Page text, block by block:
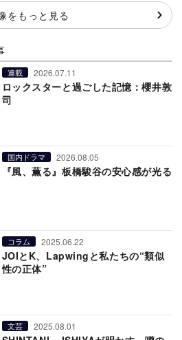
をもっと見る
連載 2026.07.11
ロックスターと過ごした記憶：櫻井敦
司
国内ドラマ 2026.08.05
『風、薫る』板橋駿谷の安心感が光る
コラム 2025.06.22
JOIとK、Lapwingと私たちの“類似
性の正体”
文芸 2025.08.01